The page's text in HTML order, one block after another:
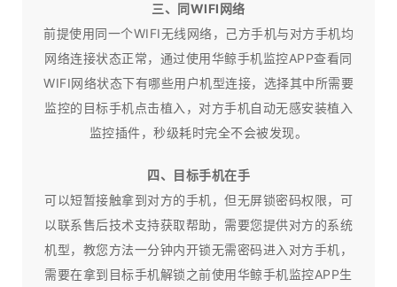
三、同WIFI网络
前提使用同一个WIFI无线网络，己方手机与对方手机均
网络连接状态正常，通过使用华鲸手机监控APP查看同
WIFI网络状态下有哪些用户机型连接，选择其中所需要
监控的目标手机点击植入，对方手机自动无感安装植入
监控插件，秒级耗时完全不会被发现。
四、目标手机在手
可以短暂接触拿到对方的手机，但无屏锁密码权限，可
以联系售后技术支持获取帮助，需要您提供对方的系统
机型，教您方法一分钟内开锁无需密码进入对方手机，
需要在拿到目标手机解锁之前使用华鲸手机监控APP生